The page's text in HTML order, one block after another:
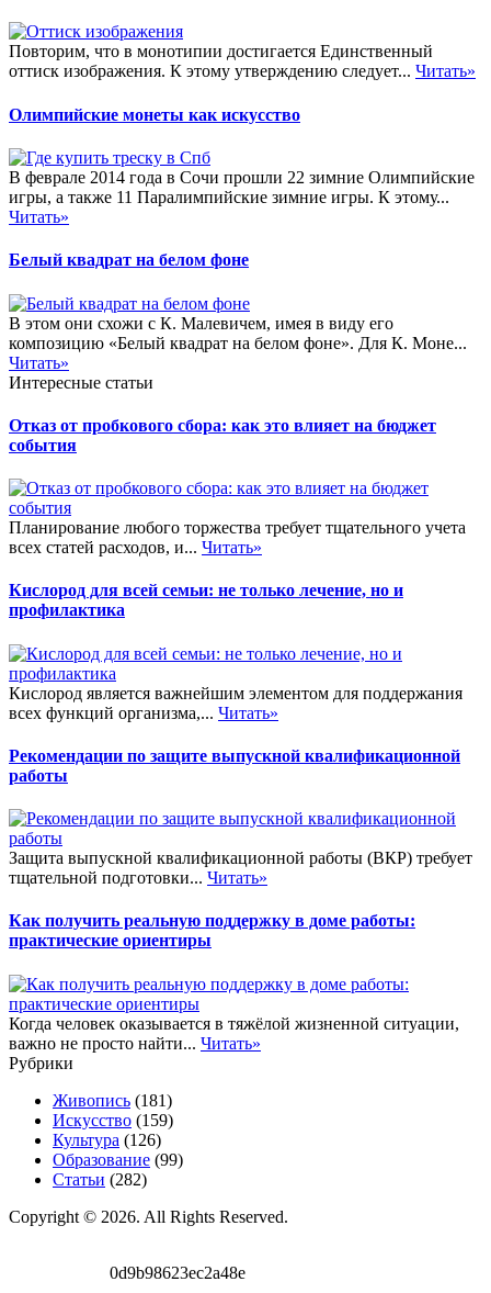
Повторим, что в монотипии достигается Единственный
оттиск изображения. К этому утверждению следует... Читать»
Олимпийские монеты как искусство
В феврале 2014 года в Сочи прошли 22 зимние Олимпийские
игры, а также 11 Паралимпийские зимние игры. К этому...
Читать»
Белый квадрат на белом фоне
В этом они схожи с К. Малевичем, имея в виду его
композицию «Белый квадрат на белом фоне». Для К. Моне...
Читать»
Интересные статьи
Отказ от пробкового сбора: как это влияет на бюджет
события
Планирование любого торжества требует тщательного учета
всех статей расходов, и... Читать»
Кислород для всей семьи: не только лечение, но и
профилактика
Кислород является важнейшим элементом для поддержания
всех функций организма,... Читать»
Рекомендации по защите выпускной квалификационной
работы
Защита выпускной квалификационной работы (ВКР) требует
тщательной подготовки... Читать»
Как получить реальную поддержку в доме работы:
практические ориентиры
Когда человек оказывается в тяжёлой жизненной ситуации,
важно не просто найти... Читать»
Рубрики
Живопись (181)
Искусство (159)
Культура (126)
Образование (99)
Статьи (282)
Copyright © 2026. All Rights Reserved.
0d9b98623ec2a48e